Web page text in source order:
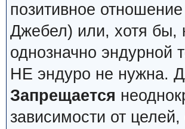
позитивное
Джебел) или, хотя бы,
однозначно эндурной
НЕ эндуро не нужна.
Запрещается
зависимости от